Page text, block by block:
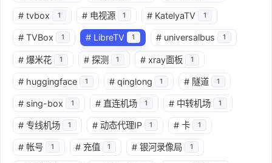
# tvbox 1 # 电视源 1 # KatelyaTV 1
# TVBox 1 # LibreTV 1 # universalbus 1
# 爆米花 1 # 探测 1 # xray面板 1
# huggingface 1 # qinglong 1 # 隧道 1
# sing-box 1 # 直连机场 1 # 中转机场 1
# 专线机场 1 # 动态代理IP 1 # 卡 1
# 帐号 1 # 充值 1 # 银河录像局 1